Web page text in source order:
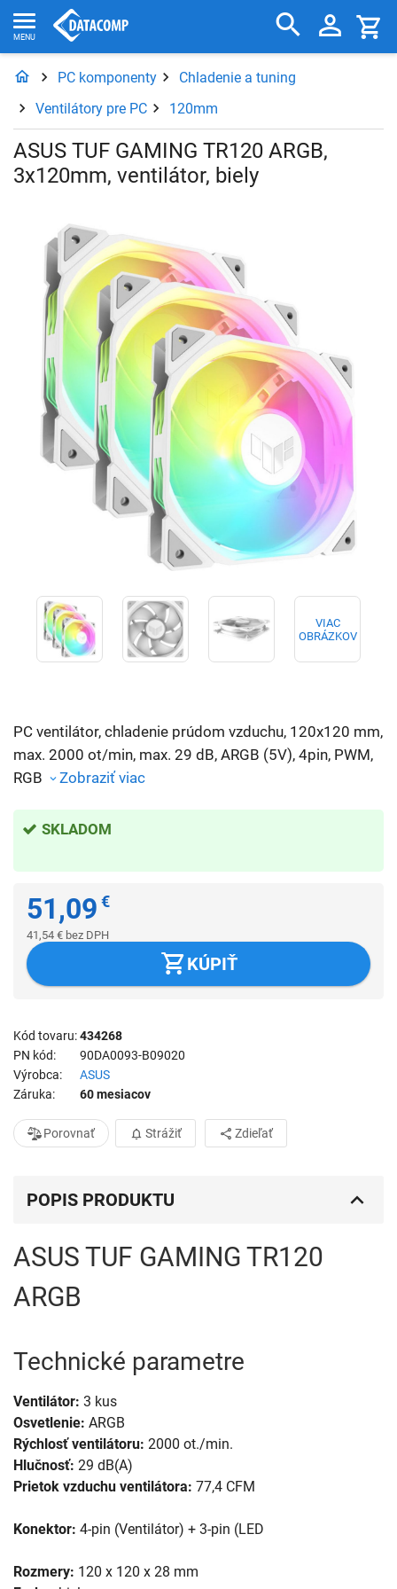
PC komponenty
Chladenie a tuning
Ventilátory pre PC
120mm
ASUS TUF GAMING TR120 ARGB,
3x120mm, ventilátor, biely
VIAC
OBRÁZKOV
PC ventilátor, chladenie prúdom vzduchu, 120x120 mm,
max. 2000 ot/min, max. 29 dB, ARGB (5V), 4pin, PWM,
RGB
Zobraziť viac
SKLADOM
51,09 €
41,54 € bez DPH
KÚPIŤ
Kód tovaru 434268
PN kód
90DA0093-B09020
Výrobca
ASUS
Záruka
60 mesiacov
Porovnať Strážiť Zdieľať
POPIS PRODUKTU
ASUS TUF GAMING TR120
ARGB
Technické parametre
Ventilátor: 3 kus
Osvetlenie: ARGB
Rýchlosť ventilátoru: 2000 ot./min.
Hlučnosť: 29 dB(A)
Prietok vzduchu ventilátora: 77,4 CFM
Konektor: 4-pin (Ventilátor) + 3-pin (LED
Rozmery: 120 x 120 x 28 mm